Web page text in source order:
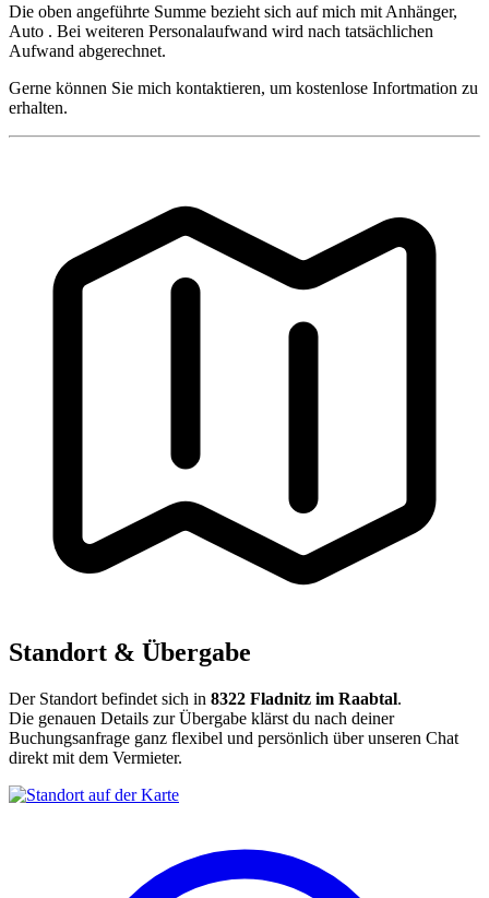
Die oben angeführte Summe bezieht sich auf mich mit Anhänger,
Auto . Bei weiteren Personalaufwand wird nach tatsächlichen
Aufwand abgerechnet.
Gerne können Sie mich kontaktieren, um kostenlose Infortmation zu
erhalten.
Standort & Übergabe
Der Standort befindet sich in 8322 Fladnitz im Raabtal.
Die genauen Details zur Übergabe klärst du nach deiner
Buchungsanfrage ganz flexibel und persönlich über unseren Chat
direkt mit dem Vermieter.